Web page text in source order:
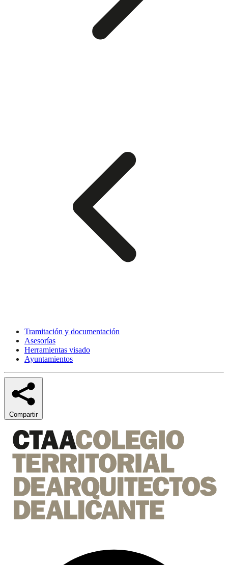
Tramitación y documentación
Asesorías
Herramientas visado
Ayuntamientos
Compartir